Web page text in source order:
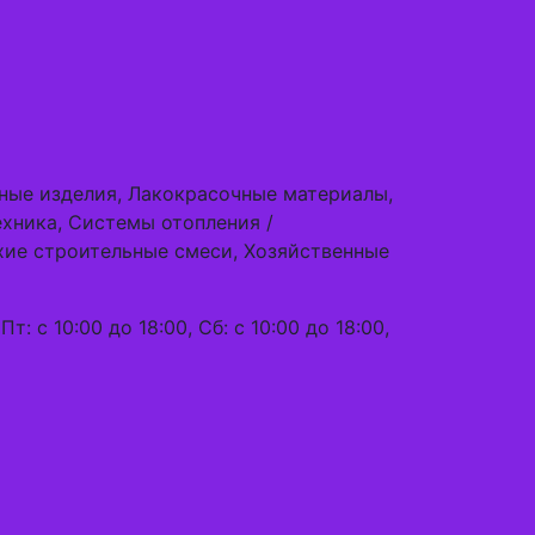
изделия, Лакокрасочные материалы,
Системы отопления /
строительные смеси, Хозяйственные
с 10:00 до 18:00, Сб: с 10:00 до 18:00,